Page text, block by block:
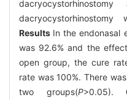
Results In the endonasal
was 92.6% and the
open group, the cure
rate was 100%. There
two groups(P>0.05).